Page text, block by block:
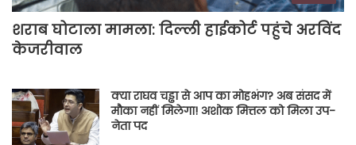
शराब घोटाला मामला: दिल्ली हाईकोर्ट पहुंचे अरविंद
केजरीवाल
क्या राघव चड्ढा से आप का मोहभंग? अब संसद में
मौका नहीं मिलेगा! अशोक मित्तल को मिला उप-
नेता पद